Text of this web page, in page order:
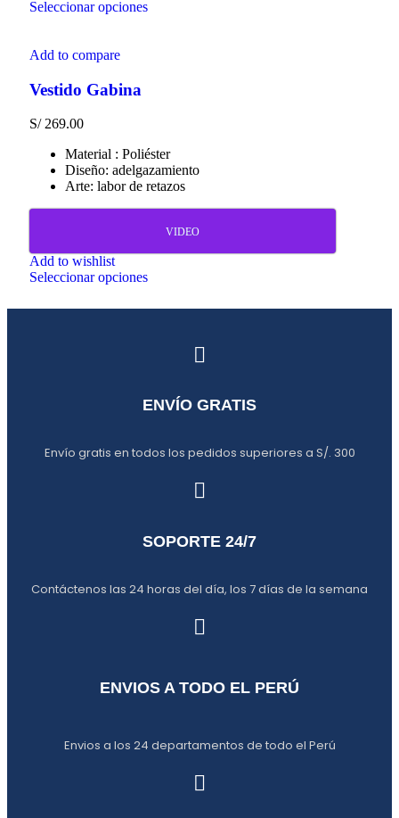
Seleccionar opciones
Add to compare
Vestido Gabina
S/269.00
Material : Poliéster
Diseño: adelgazamiento
Arte: labor de retazos
VIDEO
Add to wishlist
Seleccionar opciones
ENVÍO GRATIS
Envío gratis en todos los pedidos superiores a S/. 300
SOPORTE 24/7
Contáctenos las 24 horas del día, los 7 días de la semana
ENVIOS A TODO EL PERÚ
Envios a los 24 departamentos de todo el Perú